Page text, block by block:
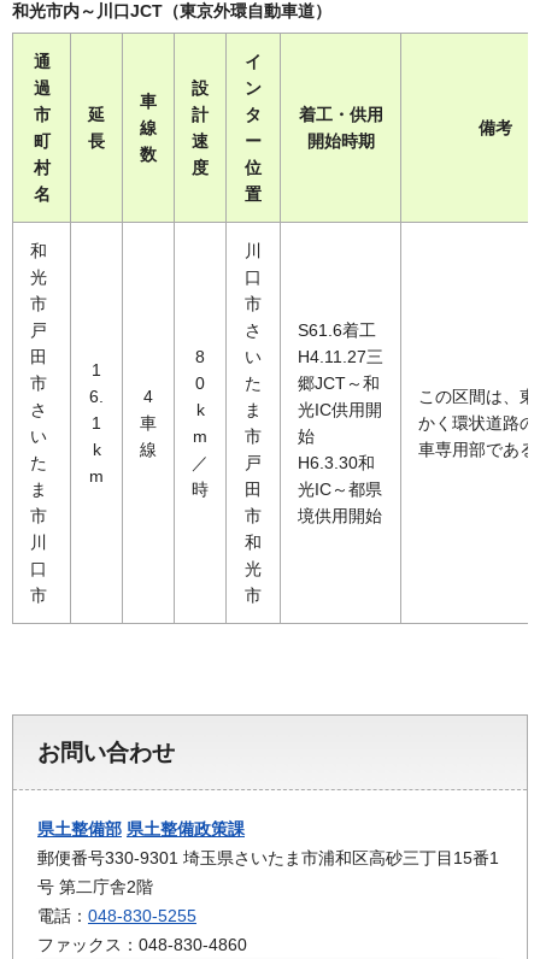
和光市内～川口JCT（東京外環自動車道）
通
過
市
町
村
名
延
長
車
線
数
設
計
速
度
イ
ン
タ
ー
位
置
着工・供用
開始時期
備考
和
光
市
戸
田
市
さ
い
た
ま
市
川
口
市
1
6.
1
k
m
4
車
線
8
0
k
m
／
時
川
口
市
さ
い
た
ま
市
戸
田
市
和
光
市
S61.6着工
H4.11.27三
郷JCT～和
光IC供用開
始
H6.3.30和
光IC～都県
境供用開始
この区間は、
かく環状道路の
車専用部である
お問い合わせ
県土整備部 県土整備政策課
郵便番号330-9301 埼玉県さいたま市浦和区高砂三丁目15番1
号 第二庁舎2階
電話： 048-830-5255
ファックス：048-830-4860